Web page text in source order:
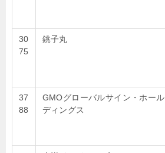
30
75
銚子丸
37
88
GMOグローバルサイン・ホール
ディングス